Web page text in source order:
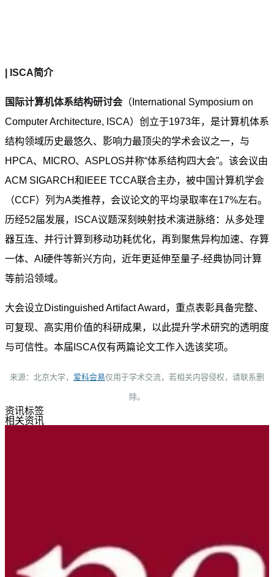
| ISCA简介
国际计算机体系结构研讨会 （International Symposium on
Computer Architecture, ISCA）创立于1973年，是计算机体系
结构领域历史最悠久、影响力最顶尖的学术会议之一，与
HPCA、MICRO、ASPLOS并称“体系结构四大会”。该会议由
ACM SIGARCH和 IEEE TCCA联合主办，被中国计算机学会
（CCF）列为A类推荐，会议论文的平均录取率在17%左右。
历经52届发展，ISCA议题深刻映射技术演进脉络：从多处理
器互连、并行计算到移动功耗优化，再到聚焦异构加速、存算
一体、AI硬件等新兴方向，近年更延伸至量子-经典协同计算
等前沿领域。
大会设立Distinguished Artifact Award，重点表彰具备完整、
可复现、高实用价值的科研成果，以此提升学术研究的透明度
与可信性。本届ISCA仅有两篇论文工作入选该奖项。
来源：北京大学， 爱科会易仅用于学术交流，若相关内容侵权，请联系删
除。
资讯标签
相关资讯